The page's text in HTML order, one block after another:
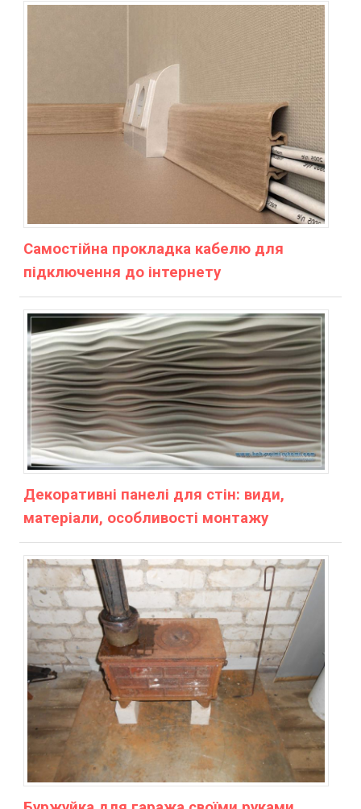
Самостійна прокладка кабелю для
підключення до інтернету
Декоративні панелі для стін: види,
матеріали, особливості монтажу